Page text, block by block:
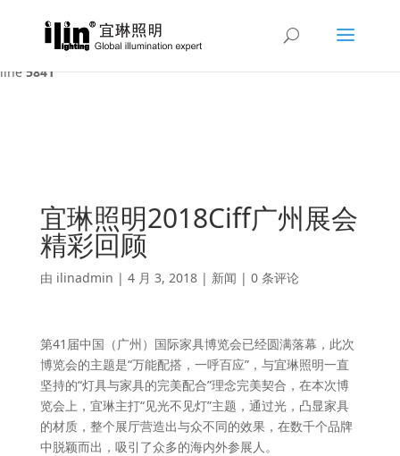
Warning : A non-numeric value encountered in
/var/www/html/ilin/wp-content/themes/Divi/functions.php
line5841
宜琳照明2018Ciff广州展会
精彩回顾
由 ilinadmin | 4 月 3, 2018| 新闻 | 0 条评论
第41届中国（广州）国际家具博览会已经圆满落幕，此次
博览会的主题是“万能配搭，一呼百应”，与宜琳照明一直
坚持的“灯具与家具的完美配合”理念完美契合，在本次博
览会上，宜琳主打“见光不见灯”主题，通过光，凸显家具
的材质，整个展厅营造出与众不同的效果，在数千个品牌
中脱颖而出，吸引了众多的海内外参展人。